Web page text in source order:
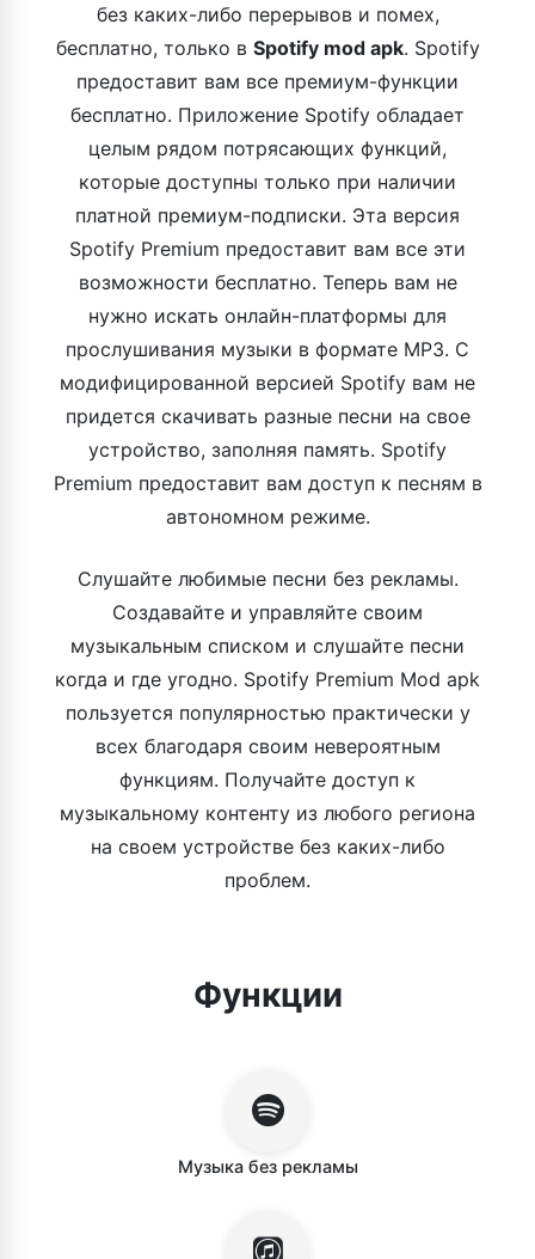
без каких-либо перерывов и помех,
бесплатно, только в Spotify mod apk. Spotify
предоставит вам все премиум-функции
бесплатно. Приложение Spotify обладает
целым рядом потрясающих функций,
которые доступны только при наличии
платной премиум-подписки. Эта версия
Spotify Premium предоставит вам все эти
возможности бесплатно. Теперь вам не
нужно искать онлайн-платформы для
прослушивания музыки в формате MP3. С
модифицированной версией Spotify вам не
придется скачивать разные песни на свое
устройство, заполняя память. Spotify
Premium предоставит вам доступ к песням в
автономном режиме.
Слушайте любимые песни без рекламы.
Создавайте и управляйте своим
музыкальным списком и слушайте песни
когда и где угодно. Spotify Premium Mod apk
пользуется популярностью практически у
всех благодаря своим невероятным
функциям. Получайте доступ к
музыкальному контенту из любого региона
на своем устройстве без каких-либо
проблем.
Функции
Музыка без рекламы